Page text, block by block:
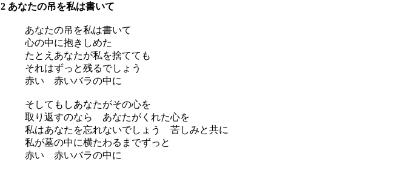
2 あなたの吊を私は書いて
あなたの吊を私は書いて
心の中に抱きしめた
たとえあなたが私を捨てても
それはずっと残るでしょう
赤い 赤いバラの中に
そしてもしあなたがその心を
取り返すのなら あなたがくれた心を
私はあなたを忘れないでしょう 苦しみと共に
私が墓の中に横たわるまでずっと
赤い 赤いバラの中に